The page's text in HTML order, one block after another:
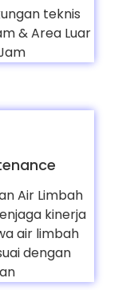
teknis
& Area Luar
Air Limbah
kinerja
air limbah
dengan